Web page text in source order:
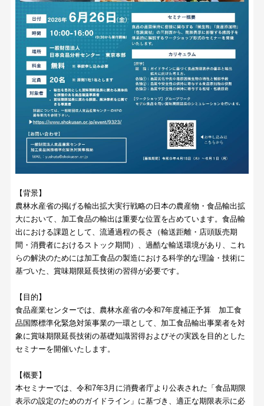
【背景】
農林水産省の掲げる輸出拡大実行戦略の日本の農産物・食品輸出拡
大において、加工食品の輸出は重要な位置を占めています。食品輸
出における課題として、流通過程の長さ（輸送距離・店頭販売期
間・消費者におけるストック期間）、過酷な輸送環境があり、これ
らの解決のためには加工食品の製造における科学的な理論・技術に
基づいた、賞味期限延長技術の習得が必要です。
【目的】
食品産業センターでは、農林水産省の令和7年度補正予算 加工食
品国際標準化緊急対策事業の一環として、加工食品輸出事業者を対
象に賞味期限延長技術の基礎知識習得およびその実践を目的とした
セミナーを開催いたします。
【概要】
本セミナーでは、令和7年3月に消費者庁より公表された「食品期限
表示の設定のためのガイドライン」に基づき、適正な期限表示に必